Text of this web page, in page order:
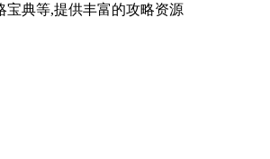
宝典等,提供丰富的攻略资源